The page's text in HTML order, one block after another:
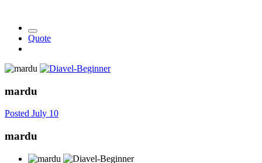
Quote
mardu
Posted July 10
mardu